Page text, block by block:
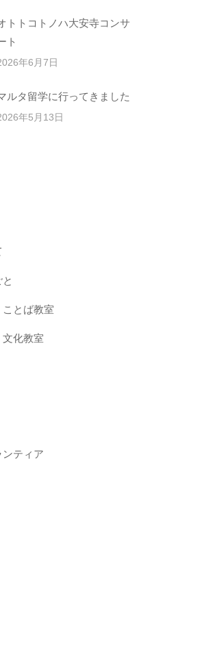
トトコトノハ大安寺コンサ
ト
年6月7日
ルタ留学に行ってきました
年5月13日
とば教室
化教室
ティア